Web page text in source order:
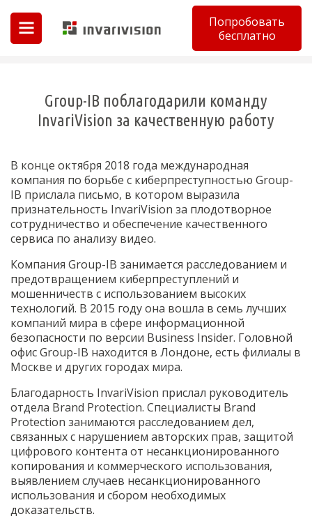
Попробовать
бесплатно
Group-IB поблагодарили команду
InvariVision за качественную работу
В конце октября 2018 года международная
компания по борьбе с киберпреступностью Group-
IB прислала письмо, в котором выразила
признательность InvariVision за плодотворное
сотрудничество и обеспечение качественного
сервиса по анализу видео.
Компания Group-IB занимается расследованием и
предотвращением киберпреступлений и
мошенничеств с использованием высоких
технологий. В 2015 году она вошла в семь лучших
компаний мира в сфере информационной
безопасности по версии Business Insider. Головной
офис Group-IB находится в Лондоне, есть филиалы в
Москве и других городах мира.
Благодарность InvariVision прислал руководитель
отдела Brand Protection. Специалисты Brand
Protection занимаются расследованием дел,
связанных с нарушением авторских прав, защитой
цифрового контента от несанкционированного
копирования и коммерческого использования,
выявлением случаев несанкционированного
использования и сбором необходимых
доказательств.